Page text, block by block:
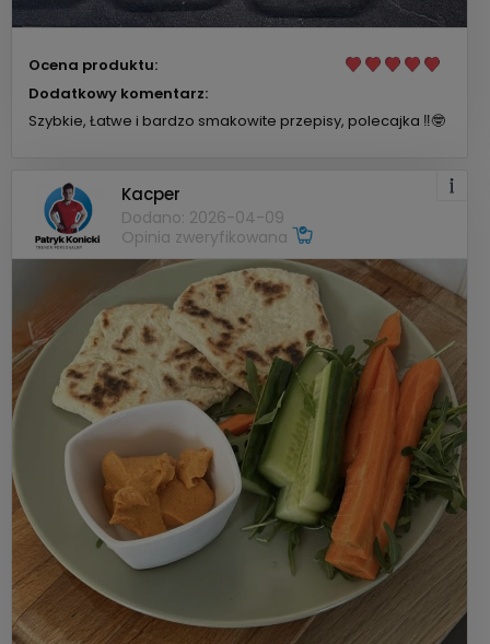
Ocena produktu:
Dodatkowy komentarz:
Szybkie, Łatwe i bardzo smakowite przepisy, polecajka ‼️🤓
Kacper
Dodano: 2026-04-09
Opinia zweryfikowana